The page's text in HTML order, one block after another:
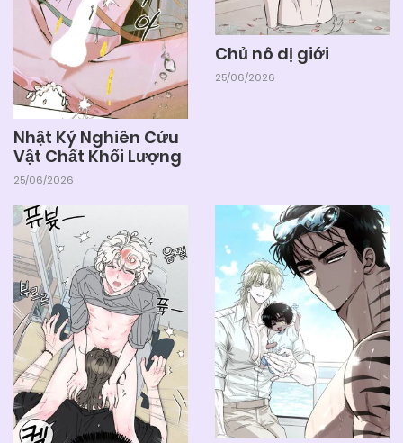
Nhật Ký Nghiên Cứu
Vật Chất Khối Lượng
25/06/2026
Chủ nô dị giới
25/06/2026